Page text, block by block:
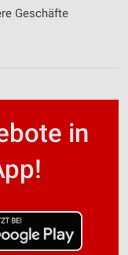
Geschäfte
in